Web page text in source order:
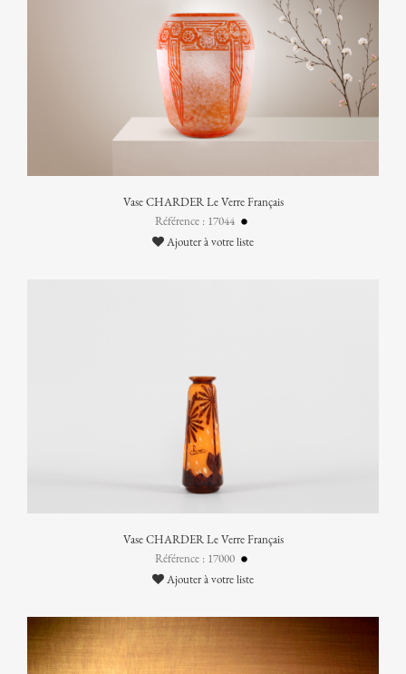
Vase CHARDER Le Verre Français
Référence : 17044
Ajouter à votre liste
Vase CHARDER Le Verre Français
Référence : 17000
Ajouter à votre liste